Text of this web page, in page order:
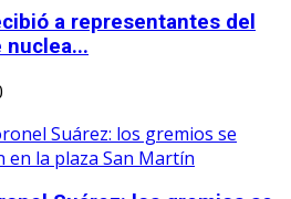
a representantes del
nuclea...